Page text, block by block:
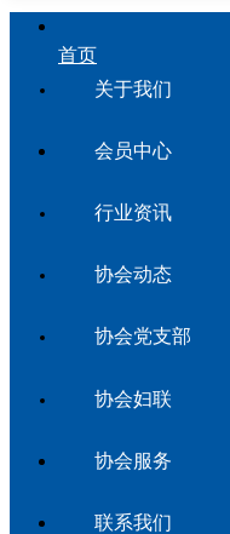
首页
关于我们
会员中心
行业资讯
协会动态
协会党支部
协会妇联
协会服务
联系我们